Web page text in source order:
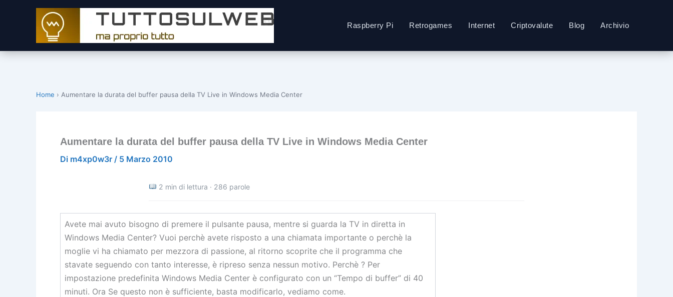
Raspberry Pi Retrogames Internet Criptovalute Blog Archivio
Home › Aumentare la durata del buffer pausa della TV Live in Windows Media Center
Aumentare la durata del buffer pausa della TV Live in Windows Media Center
Di m4xp0w3r / 5 Marzo 2010
2 min di lettura · 286 parole
Avete mai avuto bisogno di premere il pulsante pausa, mentre si guarda la TV in diretta in
Windows Media Center? Vuoi perchè avete risposto a una chiamata importante o perchè la
moglie vi ha chiamato per mezzora di passione, al ritorno scoprite che il programma che
stavate seguendo con tanto interesse, è ripreso senza nessun motivo. Perchè ? Per
impostazione predefinita Windows Media Center è configurato con un “Tempo di buffer” di 40
minuti. Ora Se questo non è sufficiente, basta modificarlo, vediamo come.